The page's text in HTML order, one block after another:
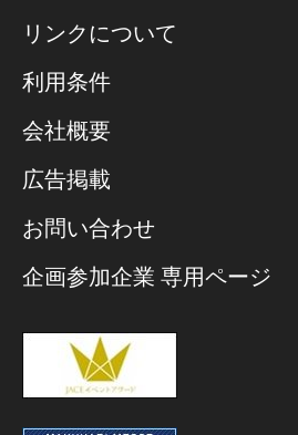
リンクについて
利用条件
会社概要
広告掲載
お問い合わせ
企画参加企業 専用ページ